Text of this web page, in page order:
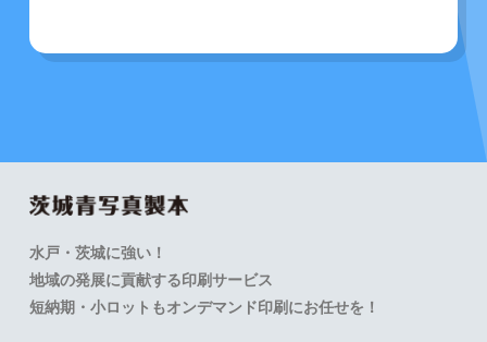
水戸・茨城に強い！
地域の発展に貢献する印刷サービス
短納期・小ロットもオンデマンド印刷にお任せを！